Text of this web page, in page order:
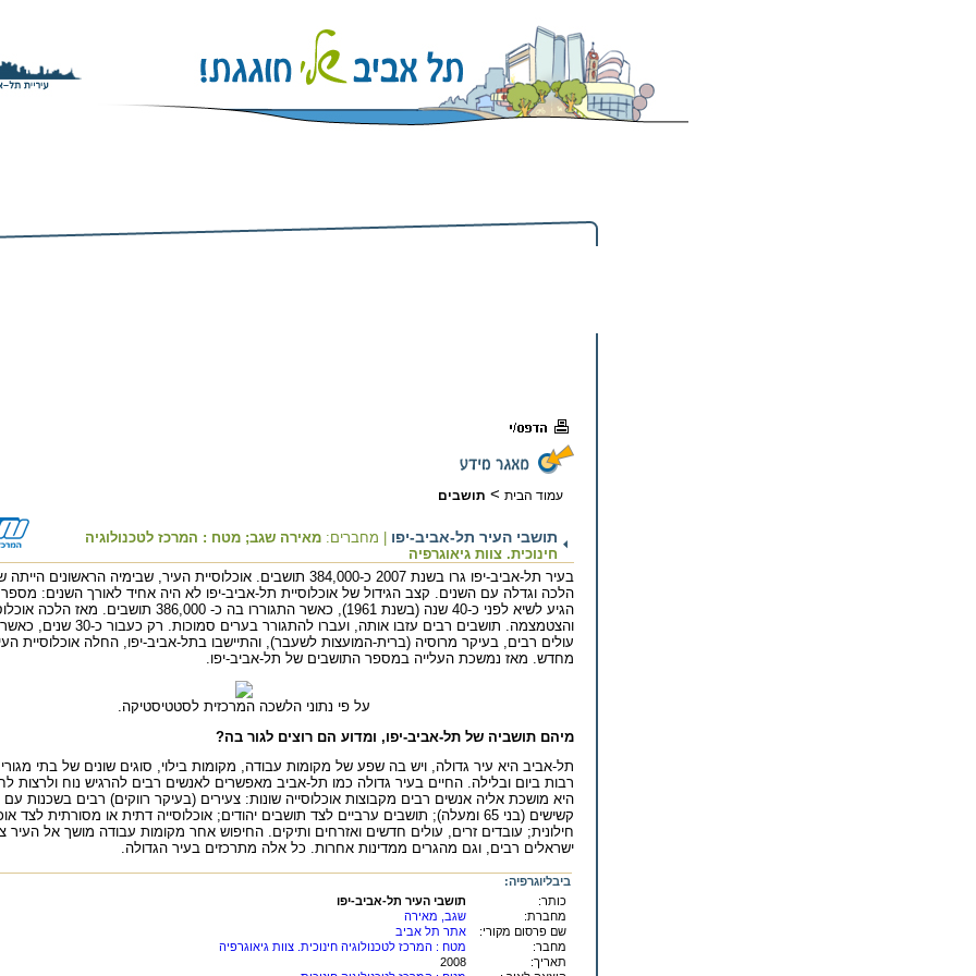
עמוד הבית > תושבים
תושבי העיר תל-אביב-יפו | מחברים: מאירה שגב; מטח : המרכז לטכנולוגיה
חינוכית. צוות גיאוגרפיה
בעיר תל-אביב-יפו גרו בשנת 2007 כ-384,000 תושבים. אוכלוסיית העיר, שבימיה
הלכה וגדלה עם השנים. קצב הגידול של אוכלוסיית תל-אביב-יפו לא היה אחיד לאורך השנים:
הגיע לשיא לפני כ-40 שנה (בשנת 1961), כאשר התגוררו בה כ- 386,000
והצטמצמה. תושבים רבים עזבו אותה, ועברו
עולים רבים, בעיקר מרוסיה (ברית-המועצות לשעבר), והתיישבו בתל-אביב-יפו, החלה אוכלוסיית
מחדש. מאז נמשכת העלייה במספר התושבים של תל-אביב-יפו.
על פי נתוני הלשכה המרכזית לסטטיסטיקה.
מיהם תושביה של תל-אביב-יפו, ומדוע הם רוצים לגור בה?
תל-אביב היא עיר גדולה, ויש בה שפע של מקומות עבודה, מקומות בילוי, סוגים שונים של בתי
רבות ביום ובלילה. החיים בעיר גדולה כמו תל-אביב מאפשרים לאנשים רבים להרגיש נוח ולרצות
היא מושכת אליה אנשים רבים מקבוצות אוכלוסייה שונות: צעירים (בעיקר רווקים) רבים בשכנות עם
קשישים (בני 65 ומעלה); תושבים ערביים לצד תושבים יהודים; אוכלוסייה דתית או מסורתית לצד
חילונית; עובדים זרים, עולים חדשים ואזרחים ותיקים. החיפוש אחר מקומות עבודה מושך אל העיר
ישראלים רבים, וגם מהגרים ממדינות אחרות. כל אלה מתרכזים בעיר הגדולה.
ביבליוגרפיה:
כותר:
תושבי העיר תל-אביב-יפו
מחברת:
שגב, מאירה
שם פרסום מקורי:
אתר תל אביב
מחבר:
מטח : המרכז לטכנולוגיה חינוכית. צוות גיאוגרפיה
תאריך:
2008